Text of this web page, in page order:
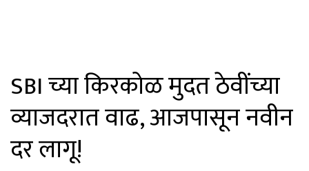
SBI च्या किरकोळ मुदत ठेवींच्या
व्याजदरात वाढ, आजपासून नवीन
दर लागू!